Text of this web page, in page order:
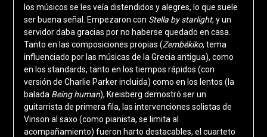
los músicos se les veía distendidos y alegres, lo que suele
ser buena señal. Empezaron con Stella by starlight, y un
servidor daba gracias por no haberse quedado en casa.
Tanto en las composiciones propias (Zembékiko, tema
influenciado por las músicas de la Grecia antigua), como
en los standards, tanto en los tiempos rápidos (con
versión de Charlie Parker incluida) como en los lentos (la
balada Being human), Kreisberg demostró ser un
guitarrista de primera fila, las intervenciones solistas de
Vinson al saxo (como pianista, se limita al
acompañamiento) fueron harto destacables, el cuarteto